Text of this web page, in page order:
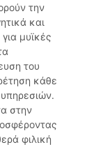
την
και
μυϊκές
του
κάθε
στην
φιλική